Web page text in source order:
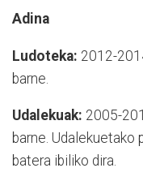
Adina
Ludoteka: 2012-
barne.
Udalekuak: 2005-
barne.
batera ibiliko dira.